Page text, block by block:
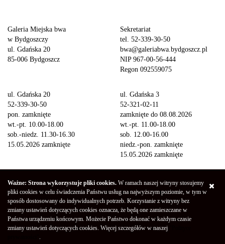
Galeria Miejska bwa
w Bydgoszczy
ul. Gdańska 20
85-006 Bydgoszcz
Sekretariat
tel. 52-339-30-50
bwa@galeriabwa.bydgoszcz.pl
NIP 967-00-56-444
Regon 092559075
ul. Gdańska 20
52-339-30-50
pon. zamknięte
wt.-pt. 10.00-18.00
sob.-niedz. 11.30-16.30
15.05.2026 zamknięte
ul. Gdańska 3
52-321-02-11
zamknięte do 08.08.2026
wt.-pt. 11.00-18.00
sob. 12.00-16.00
niedz.-pon. zamknięte
15.05.2026 zamknięte
Wstęp na wystawy
bezpłatny
Copyright © 2026 Galeria Miejska bwa w Bydgoszczy
Polityka
Prywatności
Deklaracja Dostępności
Mapa strony
Ważne: Strona wykorzystuje pliki cookies. W ramach naszej witryny stosujemy
pliki cookies w celu świadczenia Państwu usług na najwyższym poziomie, w tym w
sposób dostosowany do indywidualnych potrzeb. Korzystanie z witryny bez
zmiany ustawień dotyczących cookies oznacza, że będą one zamieszczane w
Państwa urządzeniu końcowym. Możecie Państwo dokonać w każdym czasie
zmiany ustawień dotyczących cookies. Więcej szczegółów w naszej
.